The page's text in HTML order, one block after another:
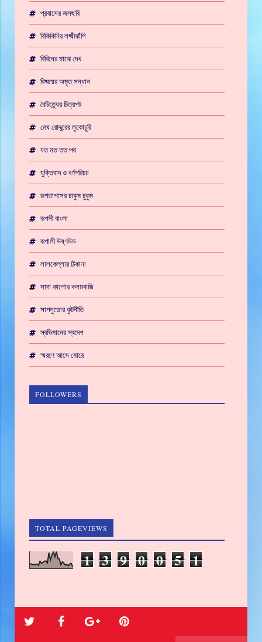
প্রবাসের জলছবি
বিকিকিনির লক্ষ্মীঝাঁপি
বিবিধের মাঝে দেখ
বিষ্ময়ের অমৃত সন্ধান
বৈচিত্র্যের চিত্রপট
মেঘ রোদ্দুরের লুকোচুরি
যত মত তত পথ
যুক্তিবাদ ও বর্ণপরিচয়
রূপতাপসের চাকুম চুকুম
রূপসী বাংলা
রূপালী উষ্ণউড
লালকেল্লার ঠিকানা
সাদা কালোর কলমবাজি
সাপলুডোর কুটনীতি
স্বভিমানের স্বদেশ
স্মরণে আসে মোরে
FOLLOWERS
TOTAL PAGEVIEWS
1 3 9 0 0 5 1